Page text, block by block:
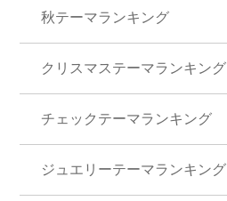
秋テーマランキング
クリスマステーマランキング
チェックテーマランキング
ジュエリーテーマランキング